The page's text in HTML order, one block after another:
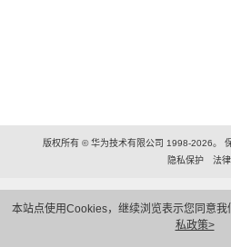
本站点使用Cookies，继续浏览表示您同意我
私政策>
版权所有 © 华为技术有限公司 1998-2026。
隐私保护
法